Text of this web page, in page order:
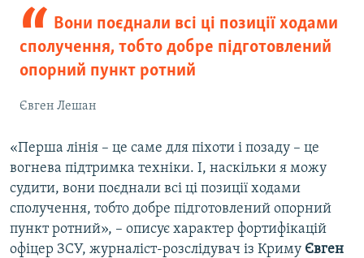
Вони поєднали всі ці позиції ходами
сполучення, тобто добре підготовлений
опорний пункт ротний
Євген Лешан
«Перша лінія – це саме для піхоти і позаду – це
вогнева підтримка техніки. І, наскільки я можу
судити, вони поєднали всі ці позиції ходами
сполучення, тобто добре підготовлений опорний
пункт ротний», – описує характер фортифікацій
офіцер ЗСУ, журналіст-розслідувач із Криму Євген